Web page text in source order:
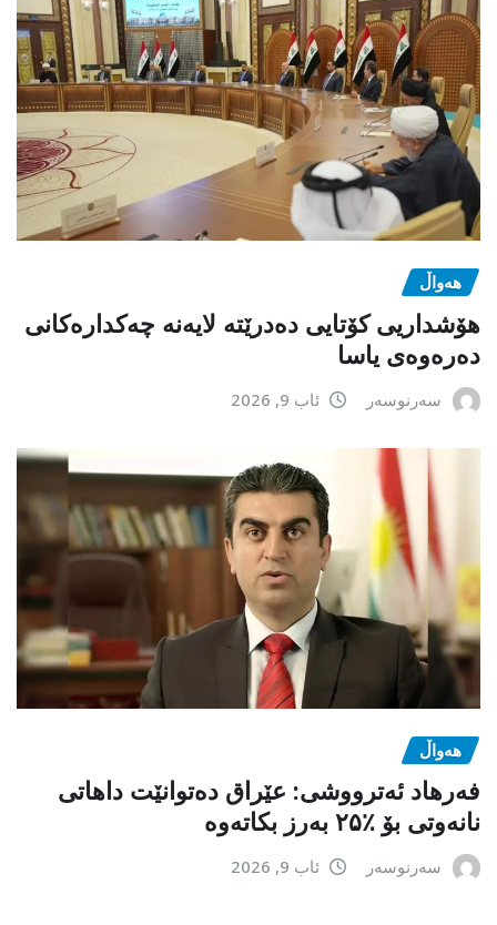
هەواڵ
هۆشداریی کۆتایی دەدرێتە لایەنە چەکدارەکانی
دەرەوەی یاسا
سەرنوسەر ئاب 9, 2026
هەواڵ
فەرهاد ئەترووشی: عێراق دەتوانێت داهاتی
نانەوتی بۆ ٪۲۵ بەرز بکاتەوە
سەرنوسەر ئاب 9, 2026